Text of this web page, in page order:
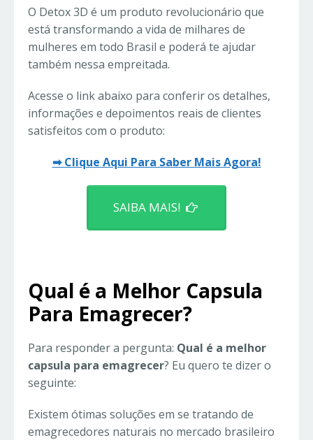
O Detox 3D é um produto revolucionário que
está transformando a vida de milhares de
mulheres em todo Brasil e poderá te ajudar
também nessa empreitada.
Acesse o link abaixo para conferir os detalhes,
informações e depoimentos reais de clientes
satisfeitos com o produto:
➡ Clique Aqui Para Saber Mais Agora!
SAIBA MAIS!
Qual é a Melhor Capsula
Para Emagrecer?
Para responder a pergunta: Qual é a melhor
capsula para emagrecer? Eu quero te dizer o
seguinte:
Existem ótimas soluções em se tratando de
emagrecedores naturais no mercado brasileiro